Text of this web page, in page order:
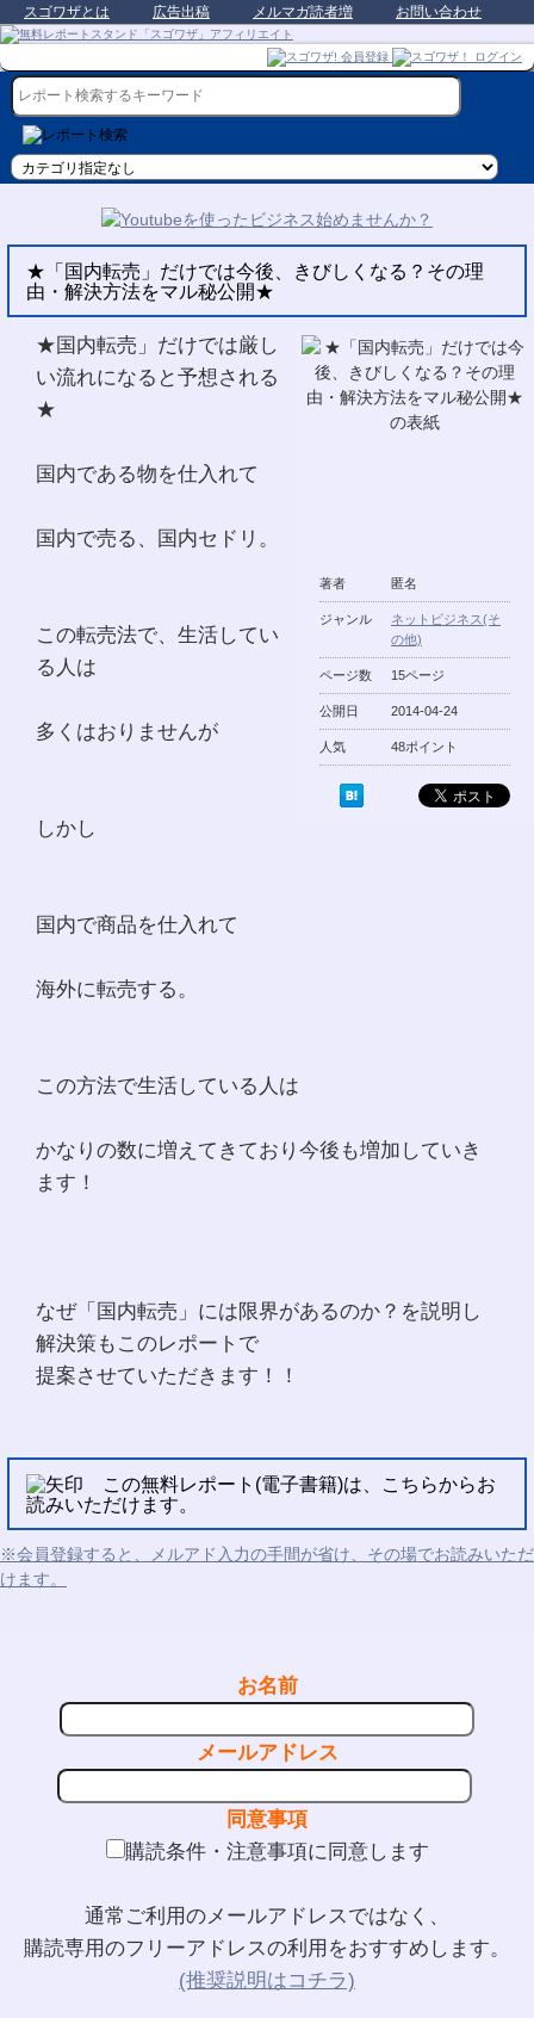
スゴワザとは 広告出稿 メルマガ読者増 お問い合わせ
★「国内転売」だけでは今後、きびしくなる？その理
由・解決方法をマル秘公開★
著者 匿名
ジャンル
ネットビジネス(そ
の他)
ページ数 15ページ
公開日 2014-04-24
人気 48ポイント
★国内転売」だけでは厳し
い流れになると予想される
★
国内である物を仕入れて
国内で売る、国内セドリ。
この転売法で、生活してい
る人は
多くはおりませんが
しかし
国内で商品を仕入れて
海外に転売する。
この方法で生活している人は
かなりの数に増えてきており今後も増加していき
ます！
なぜ「国内転売」には限界があるのか？を説明し
解決策もこのレポートで
提案させていただきます！！
この無料レポート(電子書籍)は、こちらからお
読みいただけます。
※会員登録すると、メルアド入力の手間が省け、その場でお読みいただ
けます。
お名前
メールアドレス
同意事項
購読条件・注意事項に同意します
通常ご利用のメールアドレスではなく、
購読専用のフリーアドレスの利用をおすすめします。
(推奨説明はコチラ)